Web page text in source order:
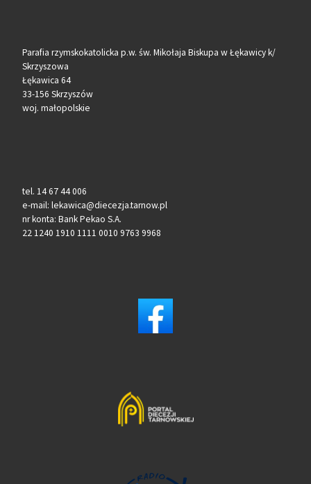
Parafia rzymskokatolicka p.w. św. Mikołaja Biskupa w Łękawicy k/
Skrzyszowa
Łękawica 64
33-156 Skrzyszów
woj. małopolskie
tel. 14 67 44 006
e-mail: lekawica@diecezja.tarnow.pl
nr konta: Bank Pekao S.A.
22 1240 1910 1111 0010 9763 9968